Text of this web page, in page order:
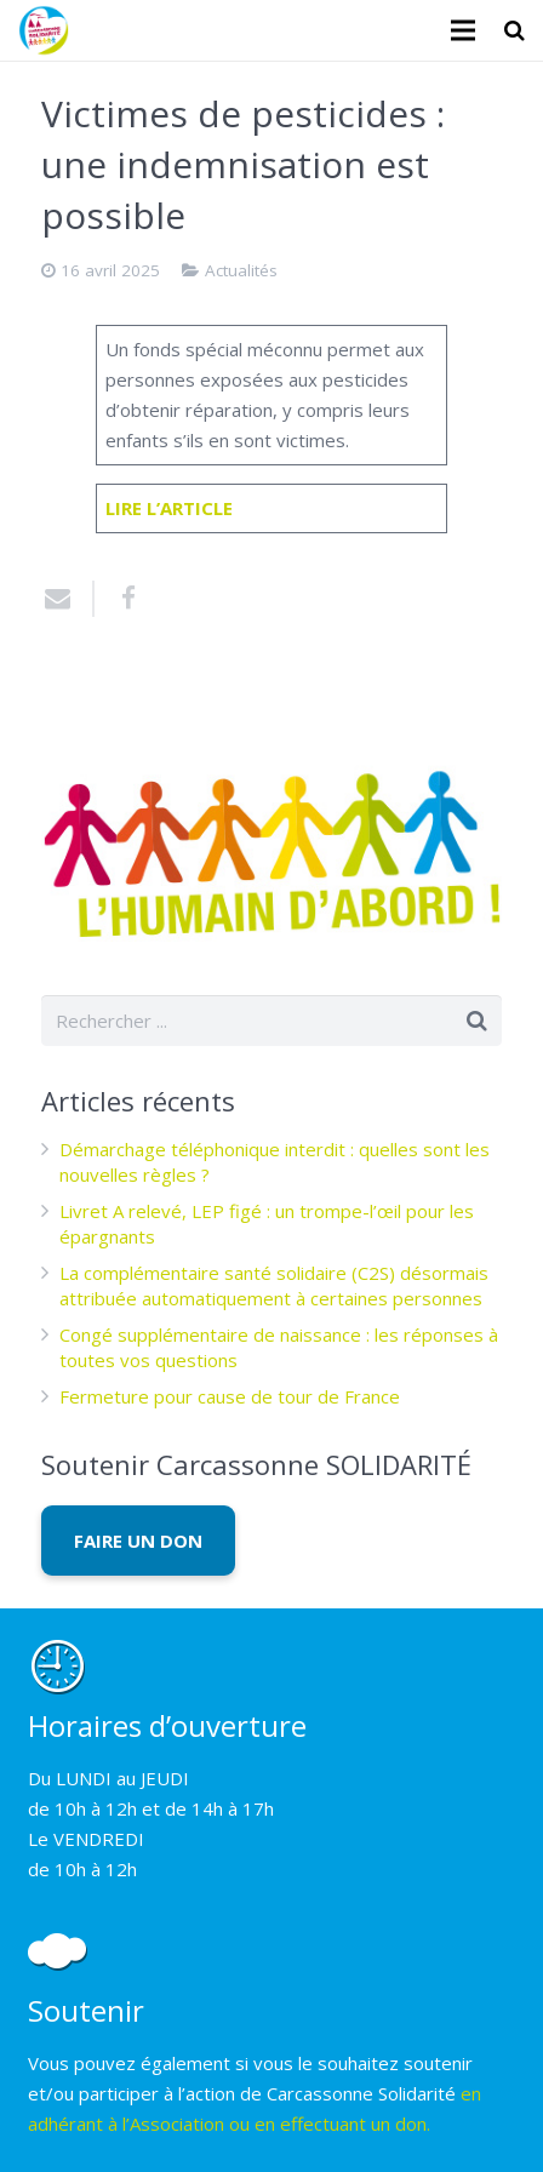
Victimes de pesticides :
une indemnisation est
possible
16 avril 2025 Actualités
­Un fonds spécial méconnu permet aux
personnes exposées aux pesticides
d’obtenir réparation, y compris leurs
enfants s’ils en sont victimes.­
LIRE L’ARTICLE
Articles récents
Démarchage téléphonique interdit : quelles sont les
nouvelles règles ?
Livret A relevé, LEP figé : un trompe-l’œil pour les
épargnants ­
La complémentaire santé solidaire (C2S) désormais
attribuée automatiquement à certaines personnes
Congé supplémentaire de naissance : les réponses à
toutes vos questions
Fermeture pour cause de tour de France
Soutenir Carcassonne SOLIDARITÉ
FAIRE UN DON
Horaires d’ouverture
Du LUNDI au JEUDI
de 10h à 12h et de 14h à 17h
Le VENDREDI
de 10h à 12h
Soutenir
Vous pouvez également si vous le souhaitez soutenir
et/ou participer à l’action de Carcassonne Solidarité en
adhérant à l’Association ou en effectuant un don.